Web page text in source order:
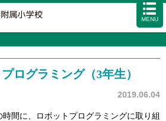
MENU
カリキュラム
学校生活
ログラミング（3年生）
2019.06.04
間に、ロボットプログラミングに取り組